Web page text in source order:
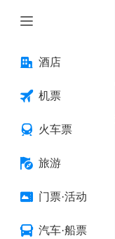
酒店
机票
火车票
旅游
门票·活动
汽车·船票